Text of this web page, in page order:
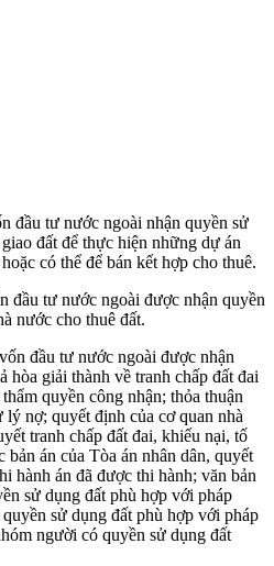
đầu tư nước ngoài nhận quyền sử
đất để thực hiện những dự án
có thể để bán kết hợp cho thuê.
đầu tư nước ngoài được nhận quyền
nước cho thuê đất.
đầu tư nước ngoài được nhận
hòa giải thành về tranh chấp đất đai
quyền công nhận; thỏa thuận
nợ; quyết định của cơ quan nhà
tranh chấp đất đai, khiếu nại, tố
bản án của Tòa án nhân dân, quyết
hành án đã được thi hành; văn bản
sử dụng đất phù hợp với pháp
sử dụng đất phù hợp với pháp
người có quyền sử dụng đất